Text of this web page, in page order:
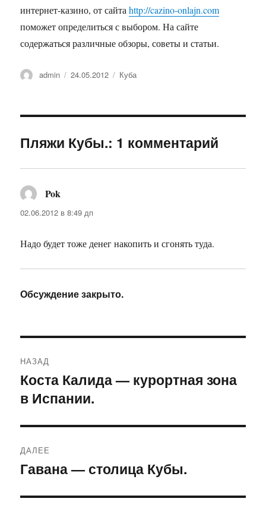
интернет-казино, от сайтаhttp://cazino-onlajn.com
поможет определиться с выбором. На сайте
содержаться различные обзоры, советы и статьи.
Автор
admin Опубликовано
24.05.2012 Рубрики
Куба
Пляжи Кубы.: 1 комментарий
Pok
02.06.2012 в 8:49 дп
Надо будет тоже денег накопить и сгонять туда.
Обсуждение закрыто.
по
записям
НАЗАД
Предыдущая
запись:
Коста Калида — курортная зона
в Испании.
ДАЛЕЕ
Следующая
Гавана — столица Кубы.